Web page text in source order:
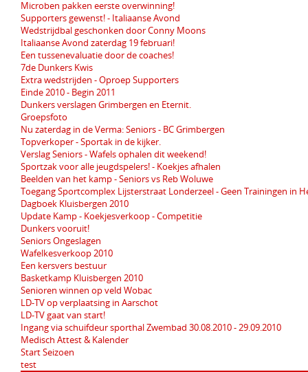
Microben pakken eerste overwinning!
Supporters gewenst! - Italiaanse Avond
Wedstrijdbal geschonken door Conny Moons
Italiaanse Avond zaterdag 19 februari!
Een tussenevaluatie door de coaches!
7de Dunkers Kwis
Extra wedstrijden - Oproep Supporters
Einde 2010 - Begin 2011
Dunkers verslagen Grimbergen en Eternit.
Groepsfoto
Nu zaterdag in de Verma: Seniors - BC Grimbergen
Topverkoper - Sportak in de kijker.
Verslag Seniors - Wafels ophalen dit weekend!
Sportzak voor alle jeugdspelers! - Koekjes afhalen
Beelden van het kamp - Seniors vs Reb Woluwe
Toegang Sportcomplex Lijsterstraat Londerzeel - Geen Trainingen in
Dagboek Kluisbergen 2010
Update Kamp - Koekjesverkoop - Competitie
Dunkers vooruit!
Seniors Ongeslagen
Wafelkesverkoop 2010
Een kersvers bestuur
Basketkamp Kluisbergen 2010
Senioren winnen op veld Wobac
LD-TV op verplaatsing in Aarschot
LD-TV gaat van start!
Ingang via schuifdeur sporthal Zwembad 30.08.2010 - 29.09.2010
Medisch Attest & Kalender
Start Seizoen
test